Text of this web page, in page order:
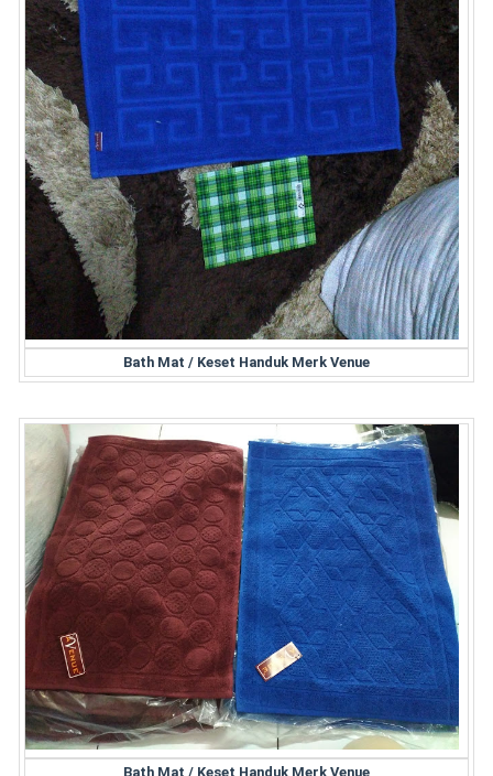
Bath Mat / Keset Handuk Merk Venue
Bath Mat / Keset Handuk Merk Venue